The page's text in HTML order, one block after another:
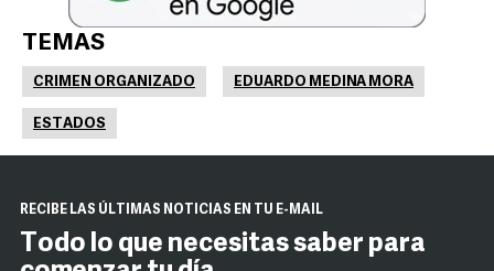
TEMAS
CRIMEN ORGANIZADO EDUARDO MEDINA MORA
ESTADOS
RECIBE LAS ÚLTIMAS NOTICIAS EN TU E-MAIL
Todo lo que necesitas saber para